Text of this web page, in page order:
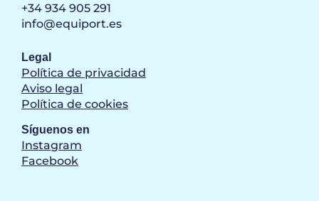
+34 934 905 291
info@equiport.es
Legal
Política de privacidad
Aviso legal
Política de cookies
Síguenos en
Instagram
Facebook